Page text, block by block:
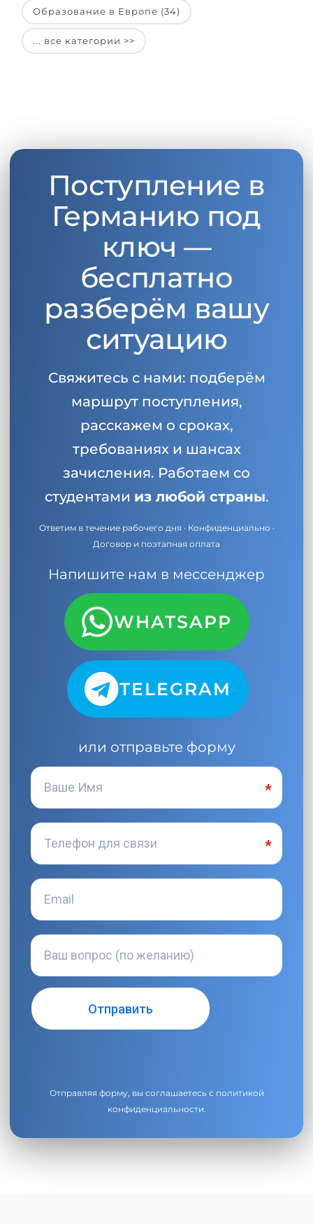
Образование в Европе (34)
... все категории >>
Поступление в
Германию под
ключ —
бесплатно
разберём вашу
ситуацию
Свяжитесь с нами: подберём
маршрут поступления,
расскажем о сроках,
требованиях и шансах
зачисления. Работаем со
студентами из любой страны.
Ответим в течение рабочего дня · Конфиденциально ·
Договор и поэтапная оплата
Напишите нам в мессенджер
WHATSAPP
TELEGRAM
или отправьте форму
Отправляя форму, вы соглашаетесь с политикой
конфиденциальности.